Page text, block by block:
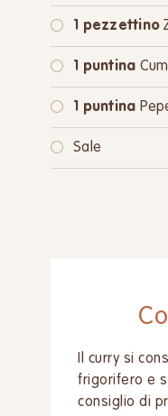
1 pezzettino
1 puntina
1 puntina
Sale
Il curry si
frigorifero e
consiglio di